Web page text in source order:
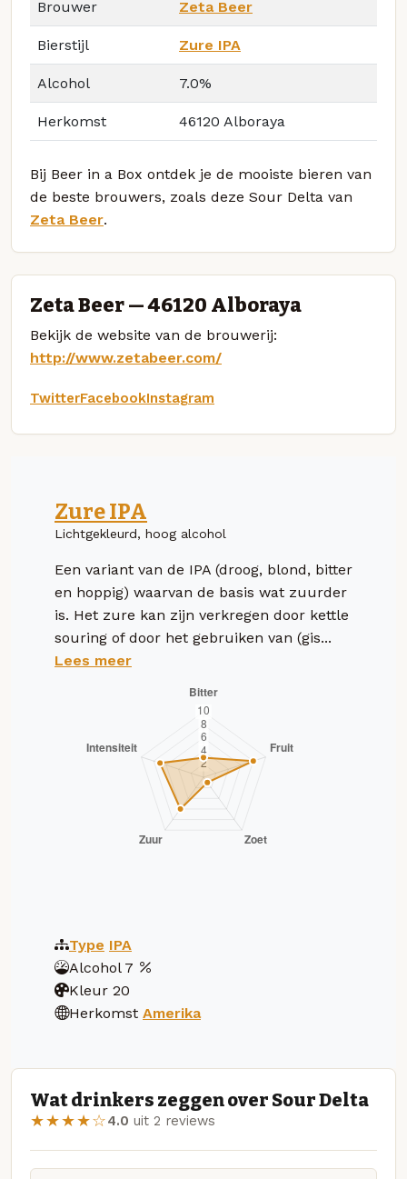
Brouwer Zeta Beer
Bierstijl Zure IPA
Alcohol 7.0%
Herkomst 46120 Alboraya
Bij Beer in a Box ontdek je de mooiste bieren van
de beste brouwers, zoals deze Sour Delta van
Zeta Beer.
Zeta Beer — 46120 Alboraya
Bekijk de website van de brouwerij:
http://www.zetabeer.com/
TwitterFacebookInstagram
Zure IPA
Lichtgekleurd, hoog alcohol
Een variant van de IPA (droog, blond, bitter
en hoppig) waarvan de basis wat zuurder
is. Het zure kan zijn verkregen door kettle
souring of door het gebruiken van (gis...
Lees meer
Type IPA
Alcohol 7
Kleur 20
Herkomst Amerika
Wat drinkers zeggen over Sour Delta
★★★★☆4.0 uit 2 reviews